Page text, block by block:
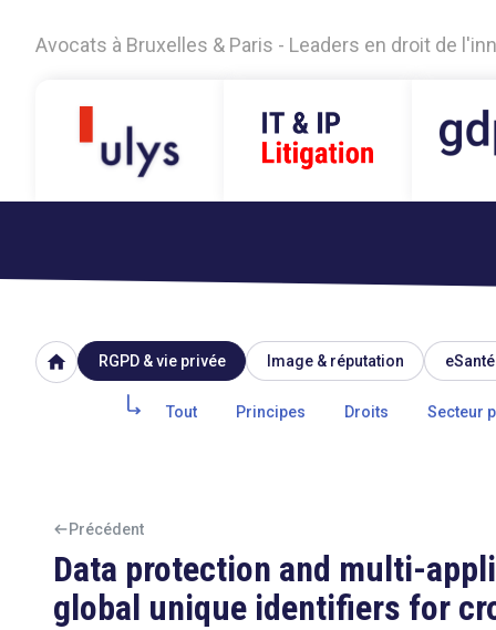
Avocats à Bruxelles & Paris - Leaders en droit de
home RGPD & vie privée Image & réputation eSanté
Tout Principes Droits Secteur
Précédent
Data protection and multi-
global unique identifiers for